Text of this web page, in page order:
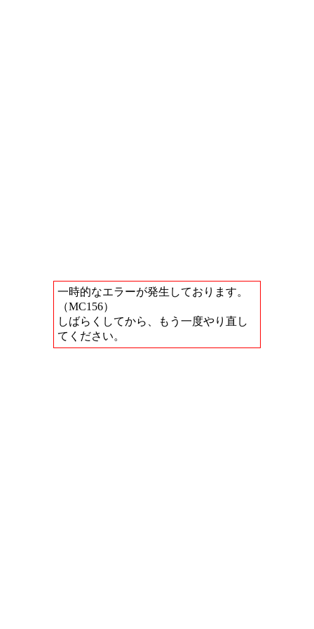
一時的なエラーが発生しております。
（MC156）
しばらくしてから、もう一度やり直し
てください。